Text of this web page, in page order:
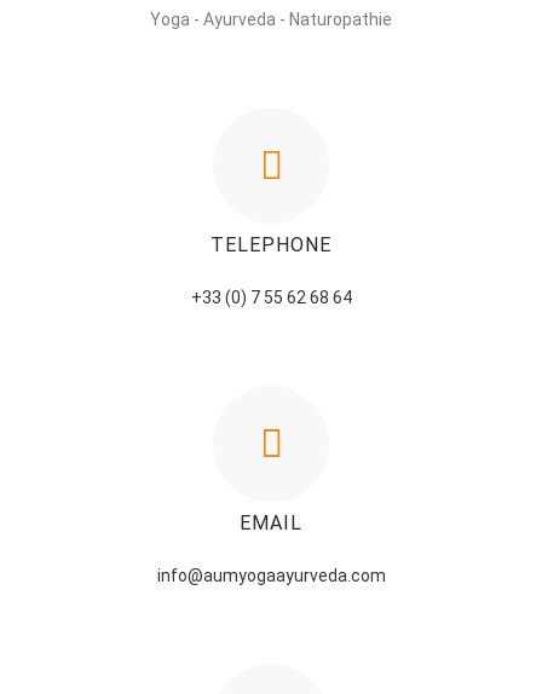
Yoga - Ayurveda - Naturopathie
TELEPHONE
+33 (0) 7 55 62 68 64
EMAIL
info@aumyogaayurveda.com